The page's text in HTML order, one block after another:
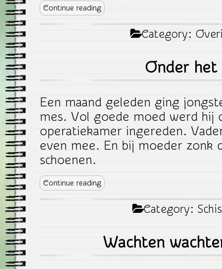
Continue reading
Category:
Onder het
Een maand geleden ging
mes. Vol goede moed werd hij
operatiekamer ingereden.
even mee. En bij moeder zonk
schoenen.
Continue reading
Category:
Wachten